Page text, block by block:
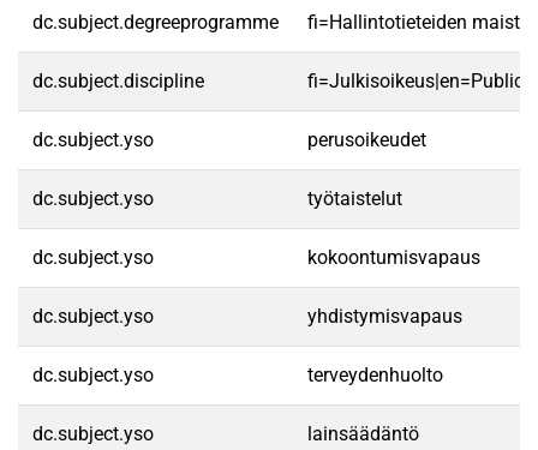
dc.subject.degreeprogramme fi=Hallintotieteiden
dc.subject.discipline fi=Julkisoikeus|en=Public
dc.subject.yso perusoikeudet
dc.subject.yso työtaistelut
dc.subject.yso kokoontumisvapaus
dc.subject.yso yhdistymisvapaus
dc.subject.yso terveydenhuolto
dc.subject.yso lainsäädäntö